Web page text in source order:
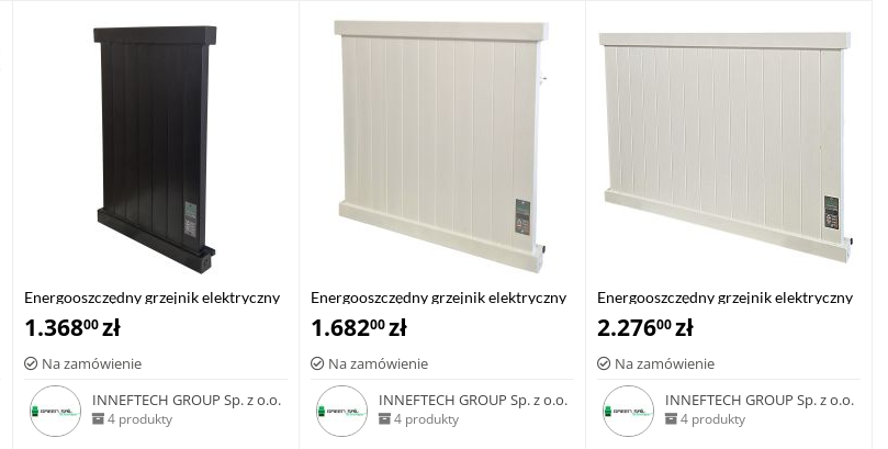
Energooszczędny grzejnik elektryczny
EPG-300
1.36800zł
Na zamówienie
INNEFTECH GROUP Sp. z o.o.
4 produkty
Energooszczędny grzejnik elektryczny
EPG-500
1.68200zł
Na zamówienie
INNEFTECH GROUP Sp. z o.o.
4 produkty
Energooszczędny grzejnik elektryczny
EPG-700
2.27600zł
Na zamówienie
INNEFTECH GROUP Sp. z o.o.
4 produkty